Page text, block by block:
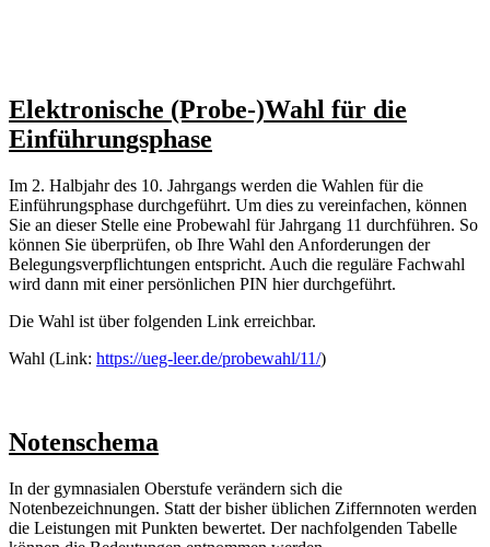
Elektronische (Probe-)Wahl für die
Einführungsphase
Im 2. Halbjahr des 10. Jahrgangs werden die Wahlen für die
Einführungsphase durchgeführt. Um dies zu vereinfachen, können
Sie an dieser Stelle eine Probewahl für Jahrgang 11 durchführen. So
können Sie überprüfen, ob Ihre Wahl den Anforderungen der
Belegungsverpflichtungen entspricht. Auch die reguläre Fachwahl
wird dann mit einer persönlichen PIN hier durchgeführt.
Die Wahl ist über folgenden Link erreichbar.
Wahl (Link: https://ueg-leer.de/probewahl/11/)
Notenschema
In der gymnasialen Oberstufe verändern sich die
Notenbezeichnungen. Statt der bisher üblichen Ziffernnoten werden
die Leistungen mit Punkten bewertet. Der nachfolgenden Tabelle